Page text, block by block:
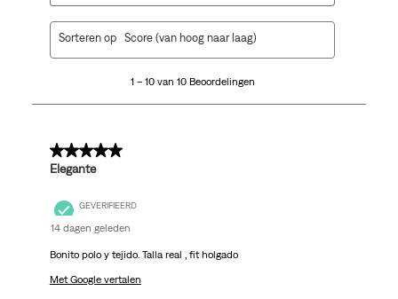
10
1 – 10 van 10 Beoordelingen
Sorteren op Score (van hoog naar laag)
5 van 5 sterren.
Elegante
GEVERIFIEERD
14 dagen geleden
Bonito polo y tejido. Talla real , fit holgado
Met Google vertalen